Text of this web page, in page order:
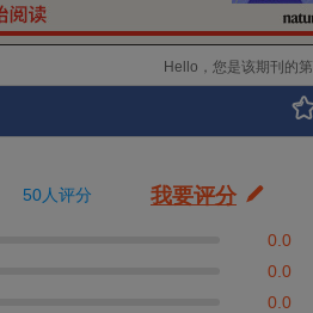
Hello，您是该期刊的第
50人评分 我要评分
0.0
0.0
0.0